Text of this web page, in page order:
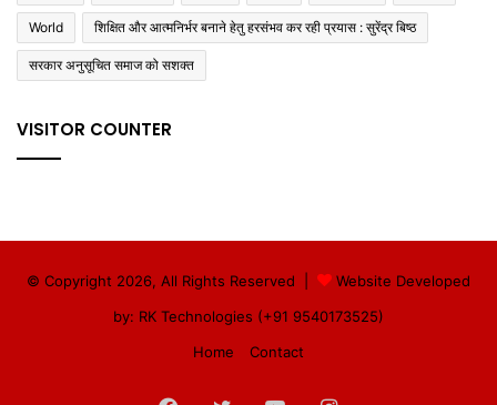
World शिक्षित और आत्मनिर्भर बनाने हेतु हरसंभव कर रही प्रयास : सुरेंद्र बिष्ठ
सरकार अनुसूचित समाज को सशक्त
VISITOR COUNTER
© Copyright 2026, All Rights Reserved |
Website Developed
by: RK Technologies (+91 9540173525)
Home
Contact